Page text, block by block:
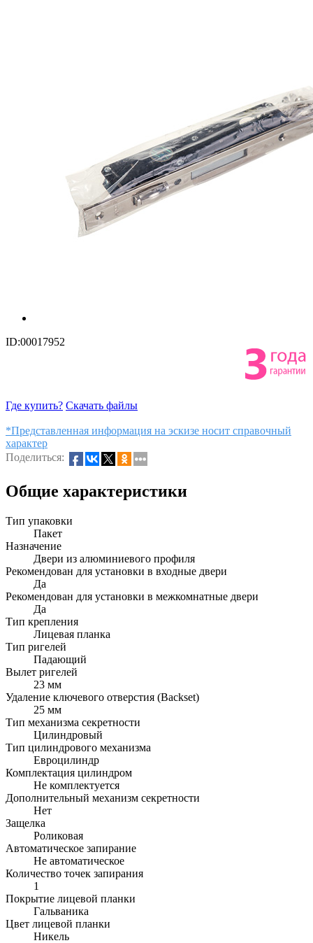
ID:00017952
Где купить? Скачать файлы
*Представленная информация на эскизе носит справочный
характер
Поделиться:
Общие характеристики
Тип упаковки
Пакет
Назначение
Двери из алюминиевого профиля
Рекомендован для установки в входные двери
Да
Рекомендован для установки в межкомнатные двери
Да
Тип крепления
Лицевая планка
Тип ригелей
Падающий
Вылет ригелей
23 мм
Удаление ключевого отверстия (Backset)
25 мм
Тип механизма секретности
Цилиндровый
Тип цилиндрового механизма
Евроцилиндр
Комплектация цилиндром
Не комплектуется
Дополнительный механизм секретности
Нет
Защелка
Роликовая
Автоматическое запирание
Не автоматическое
Количество точек запирания
1
Покрытие лицевой планки
Гальваника
Цвет лицевой планки
Никель